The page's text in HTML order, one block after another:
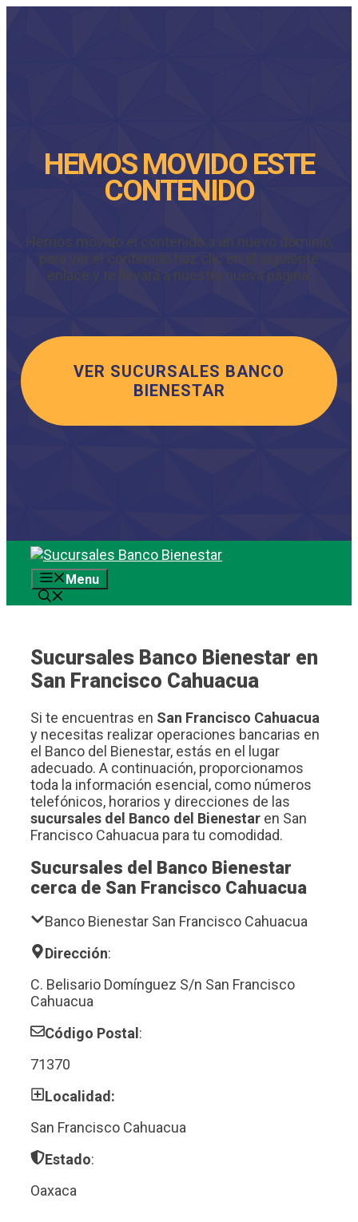
HEMOS MOVIDO ESTE
CONTENIDO
Hemos movido el contenido a un nuevo dominio,
para ver el contenido haz clic en el siguiente
enlace y te llevará a nuestra nueva página.
VER SUCURSALES BANCO
BIENESTAR
Saltar
contenidoMenu
Sucursales Banco Bienestar en
San Francisco Cahuacua
Si te encuentras en San Francisco Cahuacua
y necesitas realizar operaciones bancarias en
el Banco del Bienestar, estás en el lugar
adecuado. A continuación, proporcionamos
toda la información esencial, como números
telefónicos, horarios y direcciones de las
sucursales del Banco del Bienestar en San
Francisco Cahuacua para tu comodidad.
Sucursales del Banco Bienestar
cerca de San Francisco Cahuacua
Banco Bienestar San Francisco Cahuacua
Dirección:
C. Belisario Domínguez S/n San Francisco
Cahuacua
Código Postal :
71370
Localidad:
San Francisco Cahuacua
Estado:
Oaxaca